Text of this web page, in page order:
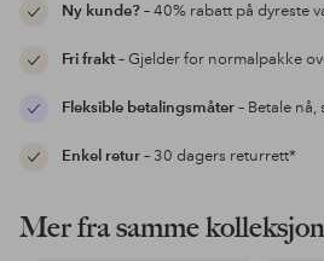
Ny kunde?– 40% rabatt på dyreste
Fri frakt– Gjelder for normalpakke
Fleksible betalingsmåter– Betale
Enkel retur– 30 dagers returrett*
Mer fra samme kolleksjon